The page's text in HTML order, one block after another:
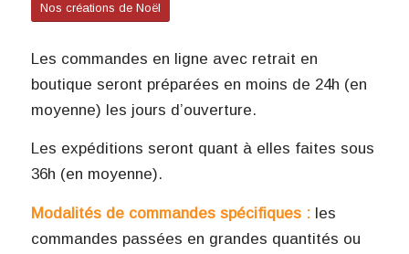
Nos créations de Noël
Les commandes en ligne avec retrait en
boutique seront préparées en moins de 24h (en
moyenne) les jours d’ouverture.
Les expéditions seront quant à elles faites sous
36h (en moyenne).
Modalités de commandes spécifiques :les
commandes passées en grandes quantités ou